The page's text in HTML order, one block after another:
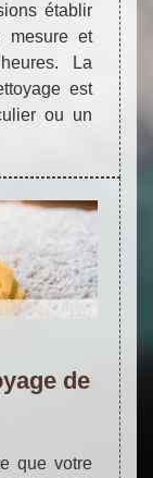
établir
mesure et
La
est
ou un
de
que votre